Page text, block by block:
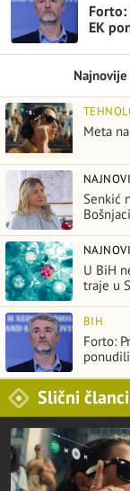
Forto:
EK
Najnovije
Meta
Senkić
U BiH
traje u
BIH
Forto:
Slični članci